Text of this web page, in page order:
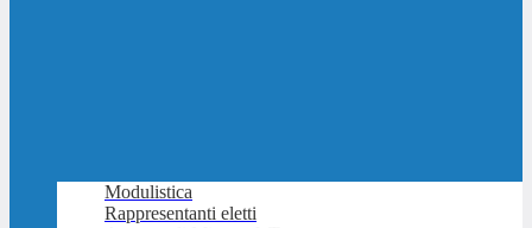
Modulistica
Rappresentanti eletti